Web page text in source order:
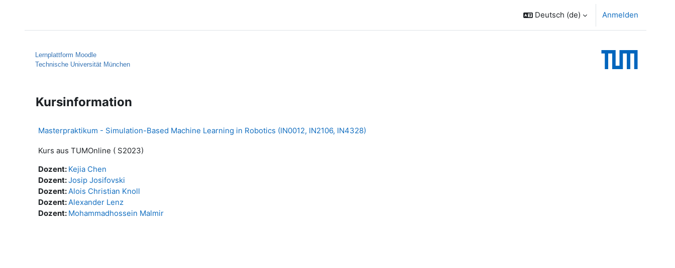
Deutsch ‎(de)‎ Anmelden
Lernplattform Moodle
Technische Universität München
Kursinformation
Masterpraktikum - Simulation-Based Machine Learning in Robotics (IN0012, IN2106, IN4328)
Kurs aus TUMOnline ( S2023)
Dozent: Kejia Chen
Dozent:Josip Josifovski
Dozent:Alois Christian Knoll
Dozent:Alexander Lenz
Dozent: Mohammadhossein Malmir